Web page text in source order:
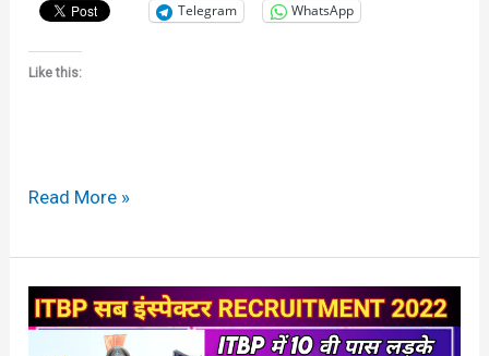
Telegram WhatsApp
Like this:
Read More »
ITBP
Sub